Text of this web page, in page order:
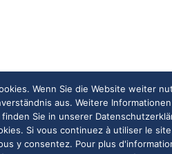
Wenn Sie die Website weiter
aus. Weitere
Sie in unserer
Si vous continuez à utiliser le
y consentez. Pour plus